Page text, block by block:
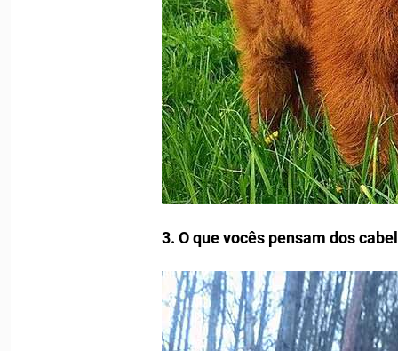
3. O que vocês pensam dos